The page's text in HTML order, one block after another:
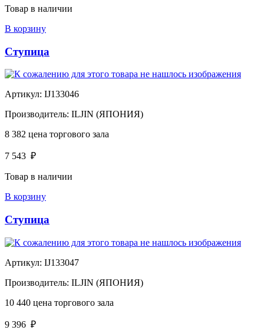
Товар в наличии
В корзину
Ступица
Артикул: IJ133046
Производитель: ILJIN (ЯПОНИЯ)
8 382 цена торгового зала
7 543 ₽
Товар в наличии
В корзину
Ступица
Артикул: IJ133047
Производитель: ILJIN (ЯПОНИЯ)
10 440 цена торгового зала
9 396 ₽